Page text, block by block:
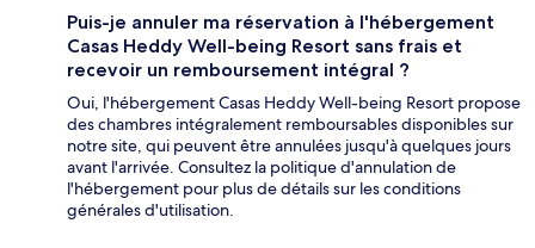
Puis-je annuler ma réservation à l'hébergement
Casas Heddy Well-being Resort sans frais et
recevoir un remboursement intégral ?
Oui, l'hébergement Casas Heddy Well-being Resort propose
des chambres intégralement remboursables disponibles sur
notre site, qui peuvent être annulées jusqu'à quelques jours
avant l'arrivée. Consultez la politique d'annulation de
l'hébergement pour plus de détails sur les conditions
générales d'utilisation.